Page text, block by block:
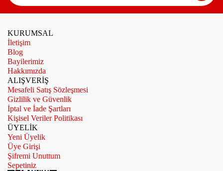
KURUMSAL
İletişim
Blog
Bayilerimiz
Hakkımızda
ALIŞVERİŞ
Mesafeli Satış Sözleşmesi
Gizlilik ve Güvenlik
İptal ve İade Şartları
Kişisel Veriler Politikası
ÜYELİK
Yeni Üyelik
Üye Girişi
Şifremi Unuttum
Sepetiniz